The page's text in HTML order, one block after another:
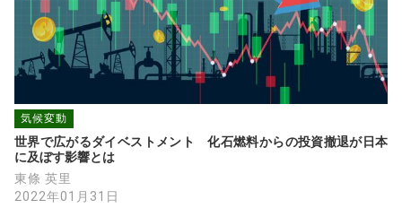
気候変動
世界で広がるダイベストメント　化石燃料からの投資撤退が日本
に及ぼす影響とは
東條 英里
2022年01月31日